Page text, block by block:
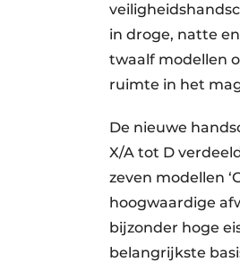
in droge, natte
twaalf modellen
ruimte in het
De nieuwe
X/A tot D
zeven modellen
hoogwaardige
bijzonder hoge
belangrijkste